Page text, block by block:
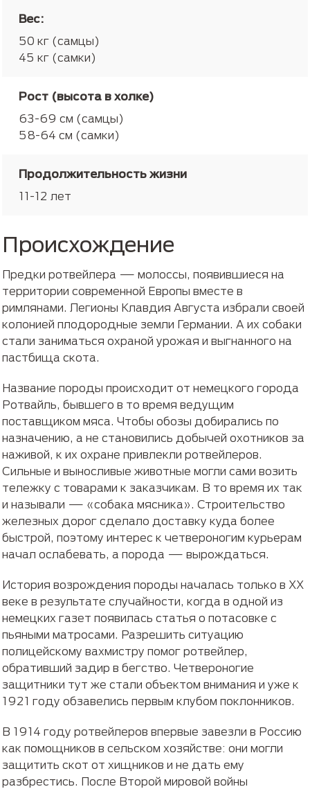
Вес:
50 кг (самцы)
45 кг (самки)
Рост (высота в холке)
63-69 см (самцы)
58-64 см (самки)
Продолжительность жизни
11-12 лет
Происхождение
Предки ротвейлера — молоссы, появившиеся на
территории современной Европы вместе в
римлянами. Легионы Клавдия Августа избрали своей
колонией плодородные земли Германии. А их собаки
стали заниматься охраной урожая и выгнанного на
пастбища скота.
Название породы происходит от немецкого города
Ротвайль, бывшего в то время ведущим
поставщиком мяса. Чтобы обозы добирались по
назначению, а не становились добычей охотников за
наживой, к их охране привлекли ротвейлеров.
Сильные и выносливые животные могли сами возить
тележку с товарами к заказчикам. В то время их так
и называли — «собака мясника». Строительство
железных дорог сделало доставку куда более
быстрой, поэтому интерес к четвероногим курьерам
начал ослабевать, а порода — вырождаться.
История возрождения породы началась только в ХХ
веке в результате случайности, когда в одной из
немецких газет появилась статья о потасовке с
пьяными матросами. Разрешить ситуацию
полицейскому вахмистру помог ротвейлер,
обративший задир в бегство. Четвероногие
защитники тут же стали объектом внимания и уже к
1921 году обзавелись первым клубом поклонников.
В 1914 году ротвейлеров впервые завезли в Россию
как помощников в сельском хозяйстве: они могли
защитить скот от хищников и не дать ему
разбрестись. После Второй мировой войны